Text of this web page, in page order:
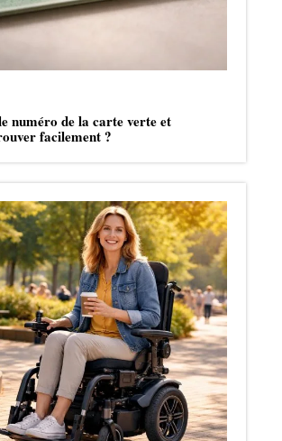
numéro de la carte verte et
facilement ?